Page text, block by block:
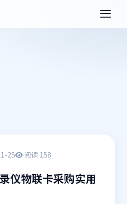
25 阅读 158
仪物联卡采购实用